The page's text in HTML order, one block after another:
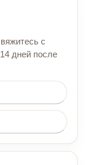
с
дней после